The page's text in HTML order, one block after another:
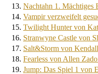
Nachtahn 1. Mächtiges
Vampir verzweifelt
Twilight Hunter von
Stranwyne Castle von
Salt&Storm von
Fearless von Allen
Jump: Das Spiel 1 von